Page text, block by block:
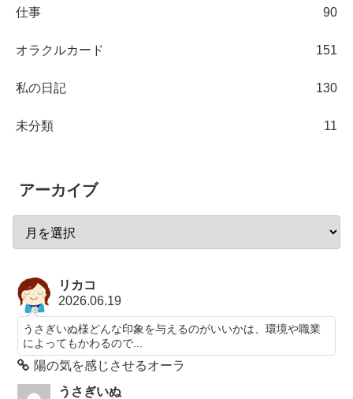
仕事 90
オラクルカード 151
私の日記 130
未分類 11
アーカイブ
リカコ
2026.06.19
うさぎいぬ様どんな印象を与えるのがいいかは、環境や職業
によってもかわるので...
陽の気を感じさせるオーラ
うさぎいぬ